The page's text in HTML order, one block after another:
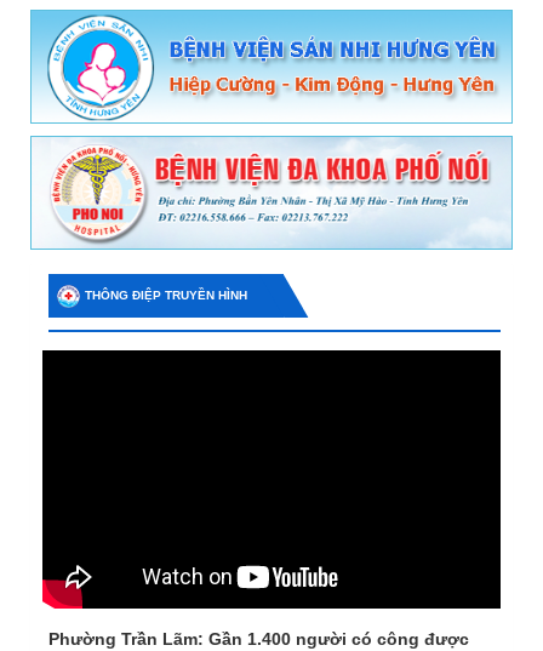
THÔNG ĐIỆP TRUYỀN HÌNH
Phường Trần Lãm: Gần 1.400 người có công được